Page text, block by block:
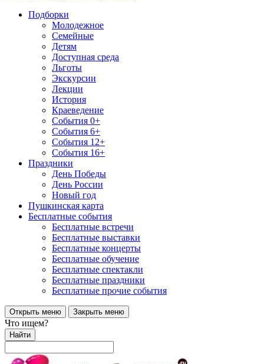
Подборки
Молодежное
Семейные
Детям
Доступная среда
Льготы
Экскурсии
Лекции
История
Краеведение
События 0+
События 6+
События 12+
События 16+
Праздники
День Победы
День России
Новый год
Пушкинская карта
Бесплатные события
Бесплатные встречи
Бесплатные выставки
Бесплатные концерты
Бесплатные обучение
Бесплатные спектакли
Бесплатные праздники
Бесплатные прочие события
Открыть меню Закрыть меню
Что ищем?
Найти